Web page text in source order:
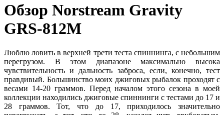
Обзор Norstream Gravity
GRS-812M
Люблю ловить в верхней трети теста спиннинга, с небольшим
перегрузом. В этом диапазоне максимально высока
чувствительность и дальность заброса, если, конечно, тест
правдивый. Большинство моих джиговых рыбалок проходят с
весами 14-20 граммов. Перед началом этого сезона в моей
коллекции находились джиговые спиннинги с тестами до 17 и
28 граммов. Тот, что до 17, приходилось значительно